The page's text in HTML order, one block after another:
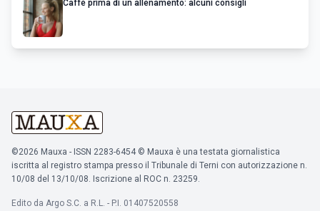
Caffè prima di un allenamento: alcuni consigli
©2026 Mauxa - ISSN 2283-6454 © Mauxa è una testata giornalistica
iscritta al registro stampa presso il Tribunale di Terni con autorizzazione n.
10/08 del 13/10/08. Iscrizione al ROC n. 23259.
Edito da Argo S.C. a R.L. - P.I. 01407520558